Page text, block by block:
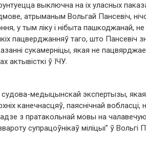
выключна на іх уласных
атрыманым Вольгай Пансевіч,
у тым ліку і нібыта пашкоджанай,
пацверджанняў таго, што Пансевіч
сукамерніцы, якая не пацвярджае
актывісткі ў ІЧУ.
медыцынскай экспертызы, якая
канечнасцяў, паяснічнай вобласці,
з пратакольнай мовы на
супрацоўнікаў міліцыі” ў Вольгі